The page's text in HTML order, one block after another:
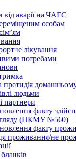
аварії на ЧАЕС
особам
лікування
потребами
протидія
людьми
партнери
факту
(ПКМУ №560)
факту
проживання/не